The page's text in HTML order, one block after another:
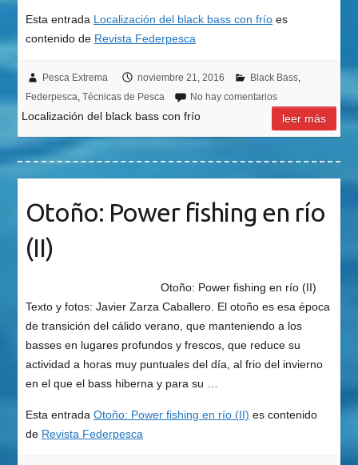
Esta entrada Localización del black bass con fríoes
contenido de Revista Federpesca
Pesca Extrema noviembre 21, 2016 Black Bass,
Federpesca, Técnicas de Pesca No hay comentarios
Localización del black bass con frío leer más
Otoño: Power fishing en río
(II)
Otoño: Power fishing en río (II)
Texto y fotos: Javier Zarza Caballero. El otoño es esa época
de transición del cálido verano, que manteniendo a los
basses en lugares profundos y frescos, que reduce su
actividad a horas muy puntuales del día, al frio del invierno
en el que el bass hiberna y para su …
Esta entrada Otoño: Power fishing en río (II) es contenido
de Revista Federpesca